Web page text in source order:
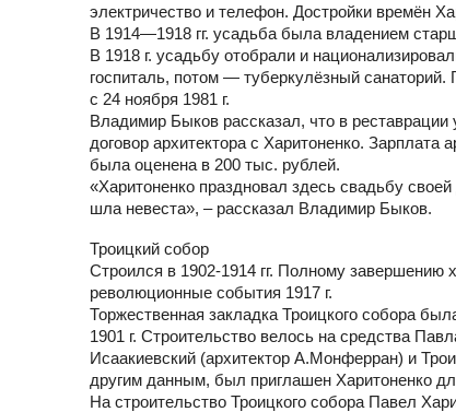
электричество и телефон. Достройки времён
В 1914—1918 гг. усадьба была владением
В 1918 г. усадьбу отобрали и
госпиталь, потом — туберкулёзный
с 24 ноября 1981 г.
Владимир Быков рассказал, что в
договор архитектора с Харитоненко. Зарплата
была оценена в 200 тыс. рублей.
«Харитоненко праздновал здесь свадьбу
шла невеста», – рассказал Владимир Быков.
Троицкий собор
Строился в 1902-1914 гг. Полному
революционные события 1917 г.
Торжественная закладка Троицкого собора
1901 г. Строительство велось на средства
Исаакиевский (архитектор А.Монферран) и
другим данным, был приглашен Харитоненко
На строительство Троицкого собора Павел